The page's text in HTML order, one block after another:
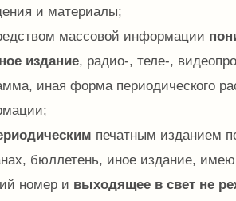
и материалы;
массовой информации
издание, радио-, теле-,
иная форма периодического
печатным изданием
бюллетень, иное издание,
номер и выходящее в свет не